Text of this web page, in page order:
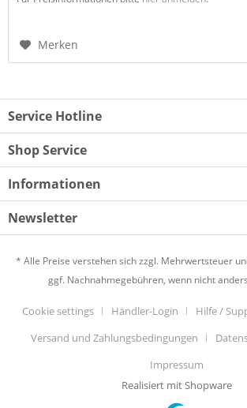
Merken
Service Hotline
Shop Service
Informationen
Newsletter
* Alle Preise verstehen sich zzgl. Mehrwertsteuer
ggf. Nachnahmegebühren, wenn nicht
Cookie settings Händler-Login Hilfe /
Versand und Zahlungsbedingungen
Impressum
Realisiert mit Shopware